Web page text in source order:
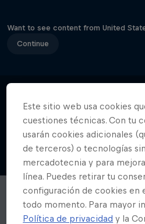
Want to see content from United
Continue
Este sitio web usa cookies
cuestiones técnicas. Con tu
usarán cookies adicionales
de terceros) o tecnologías
mercadotecnia y para
línea. Puedes retirar tu
configuración de cookies en
todo momento. Para mayor
Política de privacidad y la